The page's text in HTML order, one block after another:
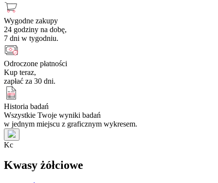
Wygodne zakupy
24 godziny na dobę,
7 dni w tygodniu.
Odroczone płatności
Kup teraz,
zapłać za 30 dni.
Historia badań
Wszystkie Twoje wyniki badań
w jednym miejscu z graficznym wykresem.
Kc
Kwasy żółciowe